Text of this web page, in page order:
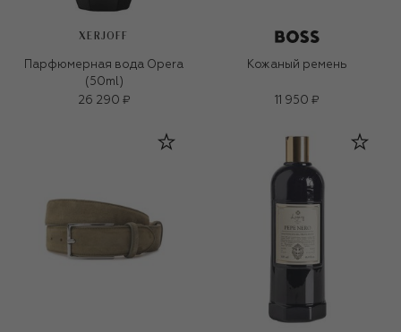
XERJOFF
Парфюмерная вода Opera
(50ml)
26 290 ₽
Кожаный ремень
11 950 ₽